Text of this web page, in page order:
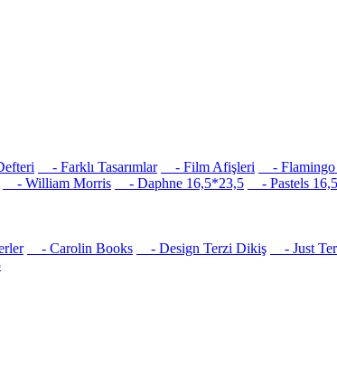
- Farklı Tasarımlar - Film Afişleri - Flamingo
- William Morris - Daphne 16,5*23,5
- Pastels
- Carolin Books - Design Terzi Dikiş - Just